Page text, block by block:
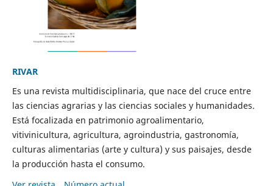
RIVAR
Es una revista multidisciplinaria, que nace del cruce entre
las ciencias agrarias y las ciencias sociales y humanidades.
Está focalizada en patrimonio agroalimentario,
vitivinicultura, agricultura, agroindustria, gastronomía,
culturas alimentarias (arte y cultura) y sus paisajes, desde
la producción hasta el consumo.